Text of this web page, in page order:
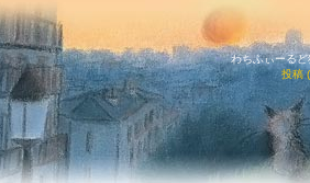
わちふぃーる
投稿